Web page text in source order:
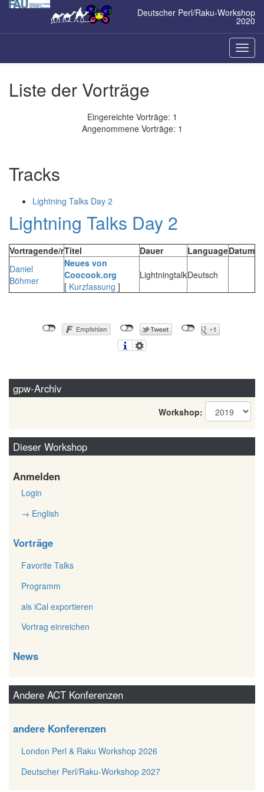
Zum
Deutscher Perl/Raku-Workshop
2020
ein-/
Liste der Vorträge
Eingereichte Vorträge: 1
Angenommene Vorträge: 1
Tracks
Lightning Talks Day 2
Lightning Talks Day 2
Vortragende/rTitel Dauer LanguageDatum
Daniel
Böhmer
‎Neues von
Coocook.org‎
[ Kurzfassung ]
LightningtalkDeutsch
gpw-Archiv
Workshop:
Dieser Workshop
Anmelden
Login
→ English
Vorträge
Favorite Talks
Programm
als iCal exportieren
Vortrag einreichen
News
Andere ACT Konferenzen
andere Konferenzen
London Perl & Raku Workshop 2026
Deutscher Perl/Raku-Workshop 2027